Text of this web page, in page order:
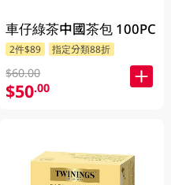
車仔綠茶中國茶包 100PC
2件$89 指定分類88折
$60.00
$50.00